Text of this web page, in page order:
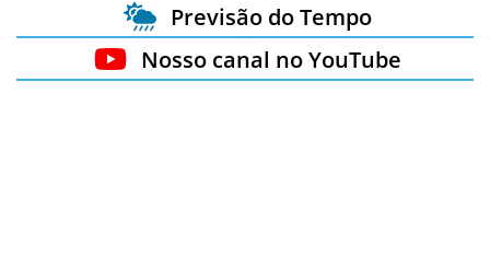
Previsão do Tempo
Nosso canal no YouTube